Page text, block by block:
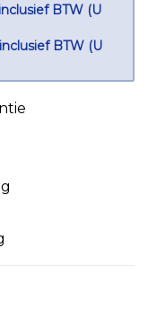
BTW (U
BTW (U